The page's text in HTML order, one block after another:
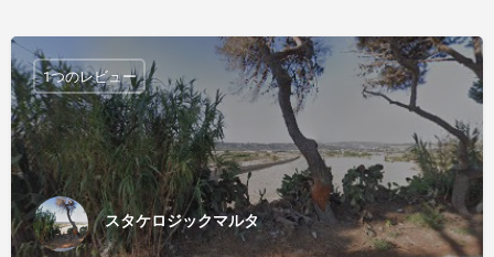
スタケロジックマルタ
1つのレビュー